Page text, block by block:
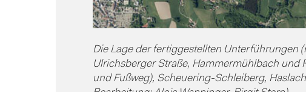
Die Lage der fertiggestellten Unterführungen
Ulrichsberger Straße, Hammermühlbach und
und Fußweg), Scheuering-Schleiberg,